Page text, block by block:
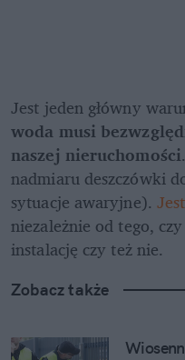
Jest jeden główny
woda musi
naszej nieruchomości
nadmiaru deszczówki
sytuacje awaryjne).
niezależnie od tego,
instalację czy też nie.
Zobacz także